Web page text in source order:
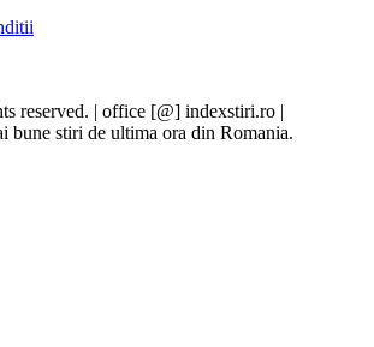
reserved. | office [@] indexstiri.ro |
bune stiri de ultima ora din Romania.